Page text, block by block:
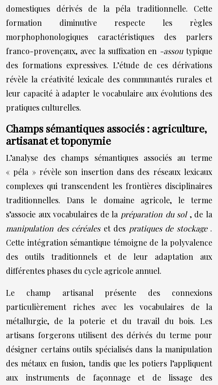
domestiques dérivés de la péla traditionnelle. Cette
formation diminutive respecte les règles
morphophonologiques caractéristiques des parlers
franco-provençaux, avec la suffixation en -assou typique
des formations expressives. L’étude de ces dérivations
révèle la créativité lexicale des communautés rurales et
leur capacité à adapter le vocabulaire aux évolutions des
pratiques culturelles.
Champs sémantiques associés : agriculture,
artisanat et toponymie
L’analyse des champs sémantiques associés au terme
« péla » révèle son insertion dans des réseaux lexicaux
complexes qui transcendent les frontières disciplinaires
traditionnelles. Dans le domaine agricole, le terme
s’associe aux vocabulaires de la préparation du sol , de la
manipulation des céréales et des pratiques de stockage .
Cette intégration sémantique témoigne de la polyvalence
des outils traditionnels et de leur adaptation aux
différentes phases du cycle agricole annuel.
Le champ artisanal présente des connexions
particulièrement riches avec les vocabulaires de la
métallurgie, de la poterie et du travail du bois. Les
artisans forgerons utilisent des dérivés du terme pour
désigner certains outils spécialisés dans la manipulation
des métaux en fusion, tandis que les potiers l’appliquent
aux instruments de façonnage et de lissage des